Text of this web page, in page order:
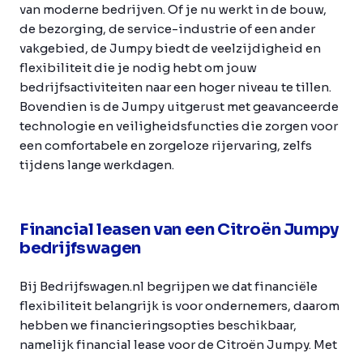
van moderne bedrijven. Of je nu werkt in de bouw,
de bezorging, de service-industrie of een ander
vakgebied, de Jumpy biedt de veelzijdigheid en
flexibiliteit die je nodig hebt om jouw
bedrijfsactiviteiten naar een hoger niveau te tillen.
Bovendien is de Jumpy uitgerust met geavanceerde
technologie en veiligheidsfuncties die zorgen voor
een comfortabele en zorgeloze rijervaring, zelfs
tijdens lange werkdagen.
Financial leasen van een Citroën Jumpy
bedrijfswagen
Bij Bedrijfswagen.nl begrijpen we dat financiële
flexibiliteit belangrijk is voor ondernemers, daarom
hebben we financieringsopties beschikbaar,
namelijk financial lease voor de Citroën Jumpy. Met